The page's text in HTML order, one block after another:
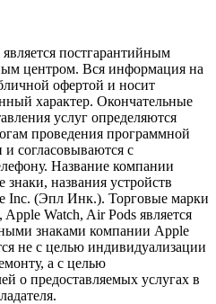
постгарантийным
центром. Вся информация на
офертой и носит
характер. Окончательные
услуг определяются
проведения программной
согласовываются с
Название компании
названия устройств
Inc. (Эпл Инк.). Торговые марки
Watch, Air Pods является
знаками компании Apple
не с целью индивидуализации
а с целью
о предоставляемых услугах в